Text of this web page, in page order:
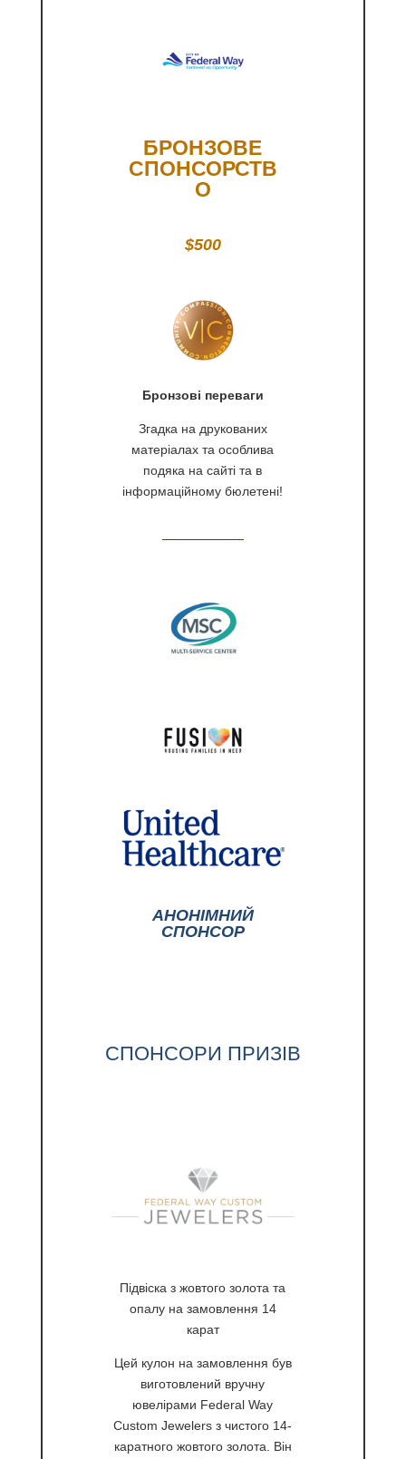
БРОНЗОВЕ
СПОНСОРСТВ
О
$500
Бронзові переваги
Згадка на друкованих
матеріалах та особлива
подяка на сайті та в
інформаційному бюлетені!
АНОНІМНИЙ
СПОНСОР
СПОНСОРИ ПРИЗІВ
Підвіска з жовтого золота та
опалу на замовлення 14
карат
Цей кулон на замовлення був
виготовлений вручну
ювелірами Federal Way
Custom Jewelers з чистого 14-
каратного жовтого золота. Він